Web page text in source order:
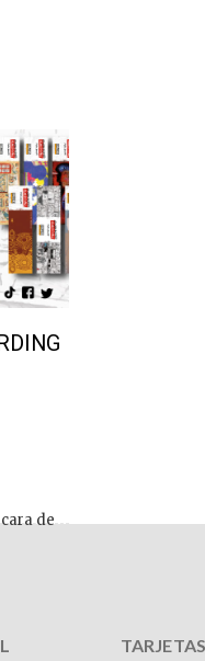
cara de